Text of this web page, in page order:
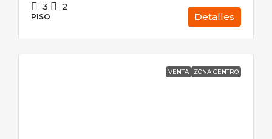
3 2
PISO Detalles
VENTA ZONA CENTRO